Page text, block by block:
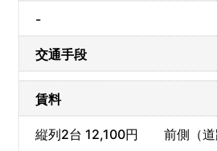
-
交通手段
賃料
縦列2台 12,100円 前側（道